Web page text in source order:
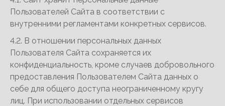
Пользователей Сайта в соответствии с
внутренними регламентами конкретных сервисов.
4.2. В отношении персональных данных
Пользователя Сайта сохраняется их
конфиденциальность, кроме случаев добровольного
предоставления Пользователем Сайта данных о
себе для общего доступа неограниченному кругу
лиц. При использовании отдельных сервисов